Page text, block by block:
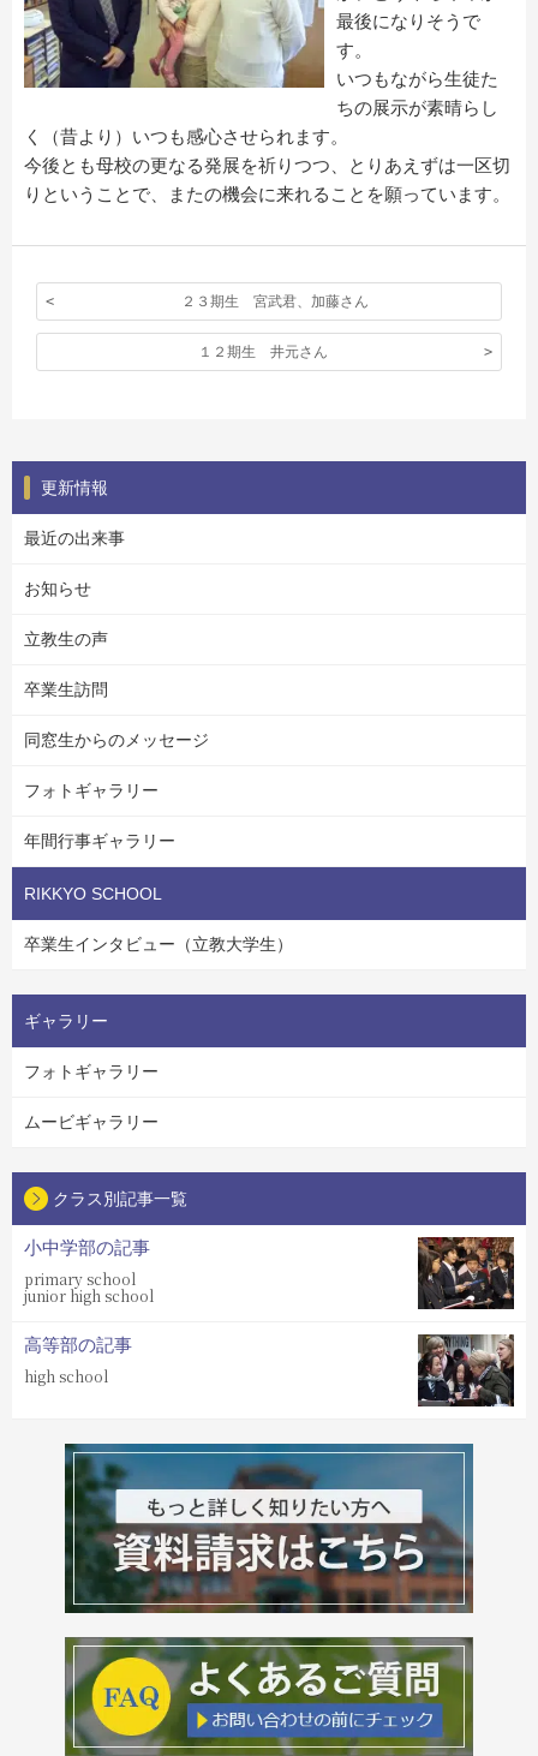
最後になりそうで
す。
いつもながら生徒た
ちの展示が素晴らし
く（昔より）いつも感心させられます。
今後とも母校の更なる発展を祈りつつ、とりあえずは一区切
りということで、またの機会に来れることを願っています。
２３期生 宮武君、加藤さん
１２期生 井元さん
更新情報
最近の出来事
お知らせ
立教生の声
卒業生訪問
同窓生からのメッセージ
フォトギャラリー
年間行事ギャラリー
RIKKYO SCHOOL
卒業生インタビュー（立教大学生）
ギャラリー
フォトギャラリー
ムービギャラリー
クラス別記事一覧
小中学部の記事
primary school
junior high school
高等部の記事
high school